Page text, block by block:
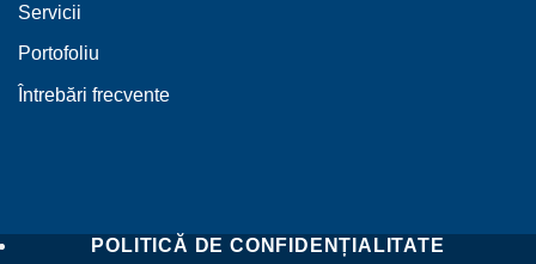
Servicii
Portofoliu
Întrebări frecvente
POLITICĂ DE CONFIDENȚIALITATE